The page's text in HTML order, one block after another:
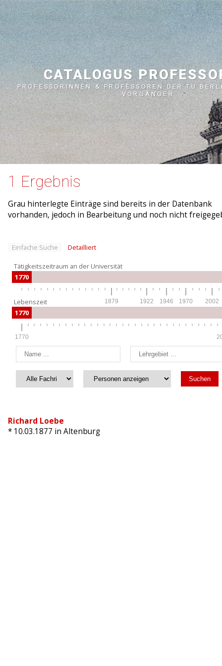
CATALOGUS
PROFESSORINNEN & PROFESSOREN DER TU
VORGÄNGER
1 Ergebnis
Grau hinterlegte Einträge sind bereits in der Datenbank
vorhanden, jedoch in Bearbeitung und noch nicht
Einfache Suche Detailliert
Tätigkeitszeitraum an der Universität
1770
1879 1922 1946 1970 2002
Lebenszeit
1770
1770
Richard Loebe
* 10.03.1877 in Altenburg